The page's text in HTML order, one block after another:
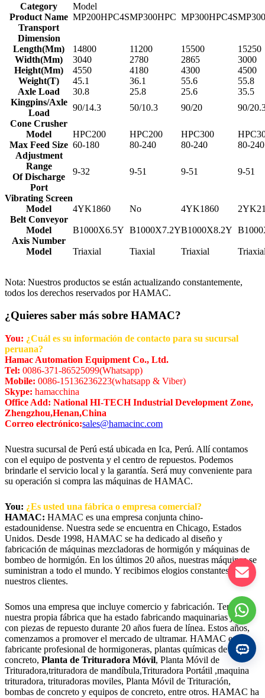
Category
Model
Product Name MP200HPC4SMP300HPC MP300HPC4S
Transport
Dimension
Length(Mm)
14800 11200 15500
15250
Width(Mm)
3040 2780 2865
3000
Height(Mm)
4550 4180 4300
4500
Weight(T)
45.1 36.1 55.6
55.8
Axle Load
30.8 25.8 25.6
35.5
Kingpins/Axle
Load
90/14.3 50/10.3 90/20
90/
Cone Crusher
Model
HPC200 HPC200 HPC300
Max Feed Size 60-180 80-240 80-240
80-240
Adjustment
Range
Of Discharge
Port
9-32 9-51 9-51 9-51
Vibrating Screen
Model
4YK1860 No 4YK1860
Belt Conveyor
Model
B1000X6.5Y B1000X7.2YB1000X8.2Y
Axis Number
Model
Triaxial Tiaxial Triaxial
Nota: Nuestros productos se están actualizando constantemente,
todos los derechos reservados por HAMAC.
¿Quieres saber más sobre HAMAC?
You: ¿Cuál es su información de contacto para su sucursal
peruana?
Hamac Automation Equipment Co., Ltd.
Tel: 0086-371-86525099(Whatsapp)
Mobile: 0086-15136236223(whatsapp & Viber)
Skype: hamacchina
Office Add: National HI-TECH Industrial Development Zone,
Zhengzhou,Henan,China
Correo electrónico:sales@hamacinc.com
Nuestra sucursal de Perú está ubicada en Ica, Perú. Allí contamos
con el equipo de postventa y el centro de repuestos. Podemos
brindarle el servicio local y la garantía. Será muy conveniente para
su operación si compra las máquinas de HAMAC.
You: ¿Es usted una fábrica o empresa comercial?
HAMAC: HAMAC es una empresa conjunta chino-
estadounidense. Nuestra sede se encuentra en Chicago, Estados
Unidos. Desde 1998, HAMAC se ha dedicado al diseño y
fabricación de máquinas mezcladoras de hormigón y máquinas de
bombeo de hormigón. En los últimos 20 años, nuestras máquinas se
suministran a todo el mundo. Y recibimos elogios constantes de
nuestros clientes.
Somos una empresa que incluye comercio y fabricación. Tenemos
nuestra propia fábrica que ha estado fabricando maquinarias junto
con piezas de repuesto durante 20 años fuera de línea. Estos años,
comenzamos a promover el mercado de ultramar. HAMAC es un
fabricante profesional de hormigoneras, plantas químicas de
concreto, Planta de Trituradora Móvil, Planta Móvil de
Trituradora,trituradora de mandíbula,Trituradora Portátil ,maquina
trituradora, trituradoras moviles, Planta Móvil de Trituración,
bombas de concreto y equipos de concreto, entre otros. HAMAC ha